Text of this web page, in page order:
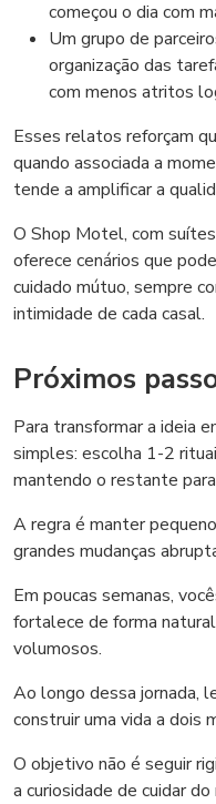
começou o dia com
Um grupo de
organização das
com menos atritos
Esses relatos reforçam
quando associada a
tende a amplificar a
O Shop Motel, com
oferece cenários que
cuidado mútuo, sempre
intimidade de cada casal.
Próximos
Para transformar a ideia
simples: escolha 1-2
mantendo o restante
A regra é manter
grandes mudanças
Em poucas semanas,
fortalece de forma
volumosos.
Ao longo dessa jornada,
construir uma vida a dois
O objetivo não é seguir
a curiosidade de cuidar